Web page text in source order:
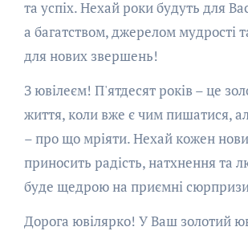
та успіх. Нехай роки будуть для
а багатством, джерелом мудрості
для нових звершень!
З ювілеєм! П'ятдесят років – це
життя, коли вже є чим пишатися,
– про що мріяти. Нехай кожен
приносить радість, натхнення та
буде щедрою на приємні
Дорога ювілярко! У Ваш золотий